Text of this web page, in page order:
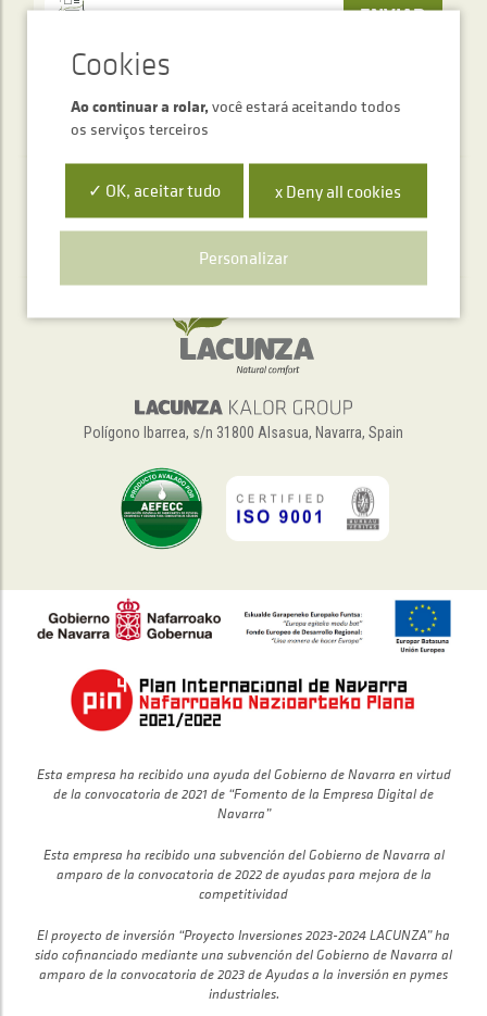
ENVIAR
Serviço de atendimento telefónico
+34 948 563 511
Polígono Ibarrea, s/n 31800 Alsasua, Navarra, Spain
Esta empresa ha recibido una ayuda del Gobierno de Navarra en virtud
de la convocatoria de 2021 de “Fomento de la Empresa Digital de
Navarra”
Esta empresa ha recibido una subvención del Gobierno de Navarra al
amparo de la convocatoria de 2022 de ayudas para mejora de la
competitividad
El proyecto de inversión “Proyecto Inversiones 2023-2024 LACUNZA” ha
sido cofinanciado mediante una subvención del Gobierno de Navarra al
amparo de la convocatoria de 2023 de Ayudas a la inversión en pymes
industriales.
Ao continuar a rolar,você estará aceitando todos
os serviços terceiros
✓ OK, aceitar tudo x Deny all cookies
Personalizar